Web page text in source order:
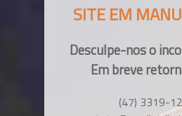
SITE EM
Desculpe-nos o
Em breve
(47) 3319-